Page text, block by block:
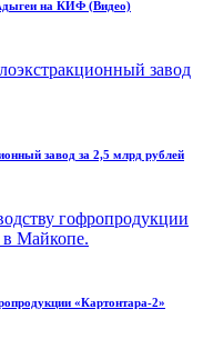
на КИФ (Видео)
завод за 2,5 млрд рублей
«Картонтара-2»